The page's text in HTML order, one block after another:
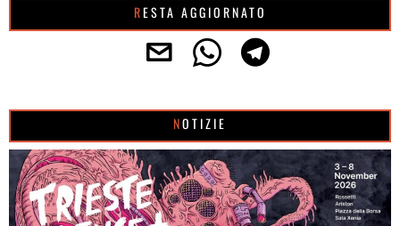
RESTA AGGIORNATO
NOTIZIE